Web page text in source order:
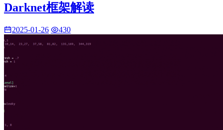
Darknet框架解读
2025-01-26 430